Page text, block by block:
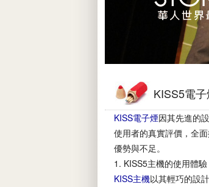
KISS5電
KISS電子煙因其先進的
使用者的真實評價，全
優勢與不足。
1. KISS5主機的使用體驗
KISS主機以其輕巧的設